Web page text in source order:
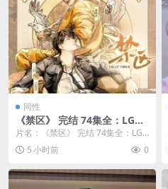
同性
《禁区》 完结 74集全：LGBT
作品剧情简介与夸克网盘资源
片名：《禁区》 完结 74集全：LGB
T作品剧情简介与夸克网盘资源 分
类：其他资...
5 小时前 0